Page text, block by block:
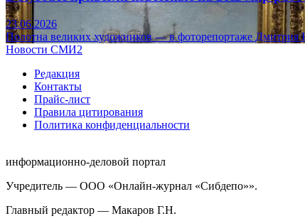
23.06.2026
Полотна великих художников — в фоторепортаже Дмитрия
Новости СМИ2
Редакция
Контакты
Прайс-лист
Правила цитирования
Политика конфиденциальности
информационно-деловой портал
Учредитель — ООО «Онлайн-журнал «Сибдепо»».
Главный редактор — Макаров Г.Н.